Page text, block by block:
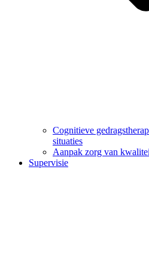
Cognitieve
situaties
Aanpak zorg van
Supervisie